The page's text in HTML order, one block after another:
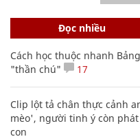
Đọc nhiều
Cách học thuộc nhanh
"thần chú"
17
Clip lột tả chân thực cảnh
mèo', người tinh ý còn
con